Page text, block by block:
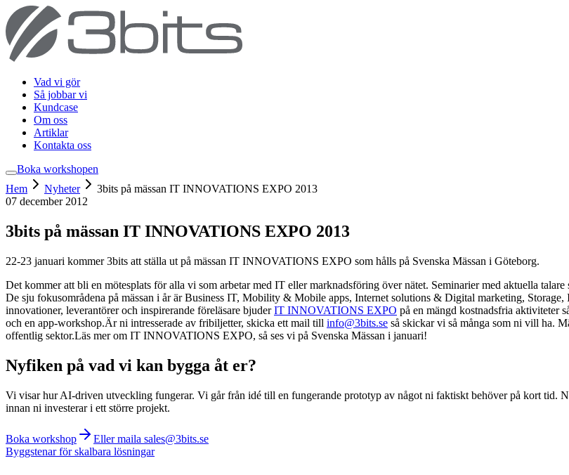
Vad vi gör
Så jobbar vi
Kundcase
Om oss
Artiklar
Kontakta oss
Boka workshopen
Hem
Nyheter
3bits på mässan IT INNOVATIONS EXPO 2013
07 december 2012
3bits på mässan IT INNOVATIONS EXPO 2013
22-23 januari kommer 3bits att ställa ut på mässan IT INNOVATIONS EXPO som hålls på Svenska Mässan i Göteborg.
Det kommer att bli en mötesplats för alla vi som arbetar med IT eller marknadsföring över nätet. Seminarier med aktuella
De sju fokusområdena på mässan i år är Business IT, Mobility & Mobile apps, Internet solutions & Digital marketing,
innovationer, leverantörer och inspirerande föreläsare bjuderIT INNOVATIONS EXPO på en mängd kostnadsfria aktiviteter
och en app-workshop.Är ni intresserade av fribiljetter, skicka ett mail till info@3bits.se så skickar vi så många som ni vill ha.
offentlig sektor.Läs mer om IT INNOVATIONS EXPO, så ses vi på Svenska Mässan i januari!
Nyfiken på vad vi kan bygga åt er?
Vi visar hur AI-driven utveckling fungerar. Vi går från idé till en fungerande prototyp av något ni faktiskt behöver på kort tid.
innan ni investerar i ett större projekt.
Boka workshop
Eller maila sales@3bits.se
Byggstenar för skalbara lösningar